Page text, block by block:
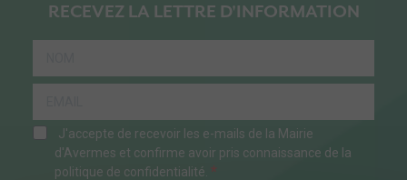
RECEVEZ LA LETTRE D'INFORMATION
J'accepte de recevoir les e-mails de la Mairie
d'Avermes et confirme avoir pris connaissance de la
politique de confidentialité.